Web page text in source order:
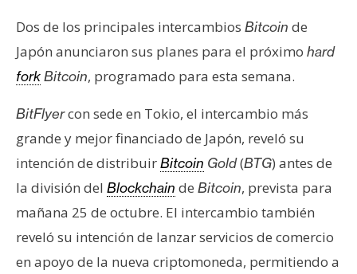
t
h
r
e
u
m
I
Dos de los principales intercambios Bitcoin de
Japón anunciaron sus planes para el próximo hard
forkBitcoin, programado para esta semana.
BitFlyercon sede en Tokio, el intercambio más
grande y mejor financiado de Japón, reveló su
intención de distribuirBitcoin Gold(BTG) antes de
la división del Blockchain de Bitcoin, prevista para
mañana 25 de octubre. El intercambio también
reveló su intención de lanzar servicios de comercio
en apoyo de la nueva criptomoneda, permitiendo a